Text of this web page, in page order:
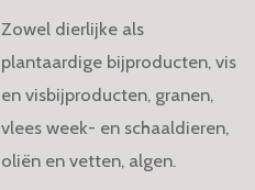
Zowel dierlijke als
plantaardige bijproducten, vis
en visbijproducten, granen,
vlees week- en schaaldieren,
oliën en vetten, algen.